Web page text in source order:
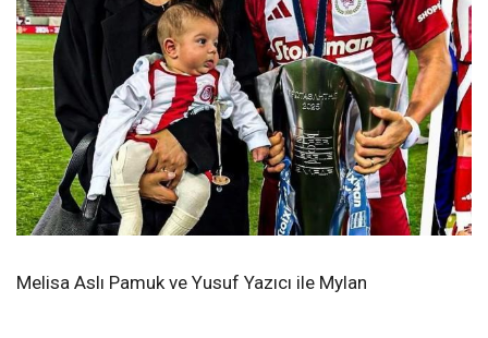
Melisa Aslı Pamuk ve Yusuf Yazıcı ile Mylan